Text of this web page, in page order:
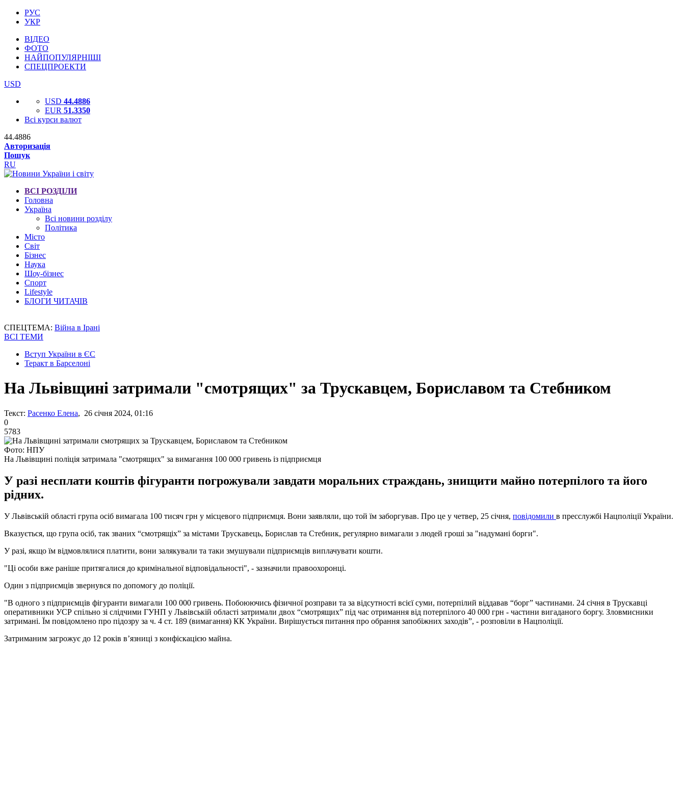
РУС
УКР
ВІДЕО
ФОТО
НАЙПОПУЛЯРНІШІ
СПЕЦПРОЕКТИ
USD
USD 44.4886
EUR 51.3350
Всі курси валют
44.4886
Авторизація
Пошук
RU
ВСІ РОЗДІЛИ
Головна
Україна
Всі новини розділу
Політика
Місто
Світ
Бізнес
Наука
Шоу-бізнес
Спорт
Lifestyle
БЛОГИ ЧИТАЧІВ
СПЕЦТЕМА: Війна в Ірані
ВСІ ТЕМИ
Вступ України в ЄС
Теракт в Барселоні
На Львівщині затримали "смотрящих" за Трускавцем, Бориславом та Стебником
Текст: Расенко Елена, 26 січня 2024, 01:16
0
5783
Фото: НПУ
На Львівщині поліція затримала "смотрящих" за вимагання 100 000 гривень із підприємця
У разі несплати коштів фігуранти погрожували завдати моральних страждань, знищити майно потерпілого та його
рідних.
У Львівській області група осіб вимагала 100 тисяч грн у місцевого підприємця. Вони заявляли, що той їм заборгував. Про це у четвер, 25 січня, повідомили в пресслужбі Нацполіції України.
Вказується, що група осіб, так званих “смотрящіх” за містами Трускавець, Борислав та Стебник, регулярно вимагали з людей гроші за "надумані борги".
У разі, якщо їм відмовлялися платити, вони залякували та таки змушували підприємців виплачувати кошти.
"Ці особи вже раніше притягалися до кримінальної відповідальності", - зазначили правоохоронці.
Один з підприємців звернувся по допомогу до поліції.
"В одного з підприємців фігуранти вимагали 100 000 гривень. Побоюючись фізичної розправи та за відсутності всієї суми, потерпілий віддавав “борг” частинами. 24 січня в Трускавці
оперативники УСР спільно зі слідчими ГУНП у Львівській області затримали двох “смотрящих” під час отримання від потерпілого 40 000 грн - частини вигаданого боргу. Зловмисники
затримані. Їм повідомлено про підозру за ч. 4 ст. 189 (вимагання) КК України. Вирішується питання про обрання запобіжних заходів”, - розповіли в Нацполіції.
Затриманим загрожує до 12 років в’язниці з конфіскацією майна.